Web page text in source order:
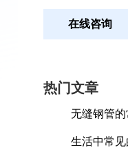
在线咨询
热门文章
无缝钢管
生活中常